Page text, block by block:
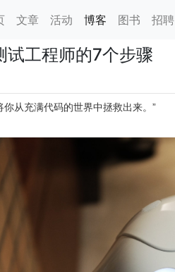
文章 活动 博客 图书 招聘
试工程师的7个步骤
从充满代码的世界中拯救出来。”